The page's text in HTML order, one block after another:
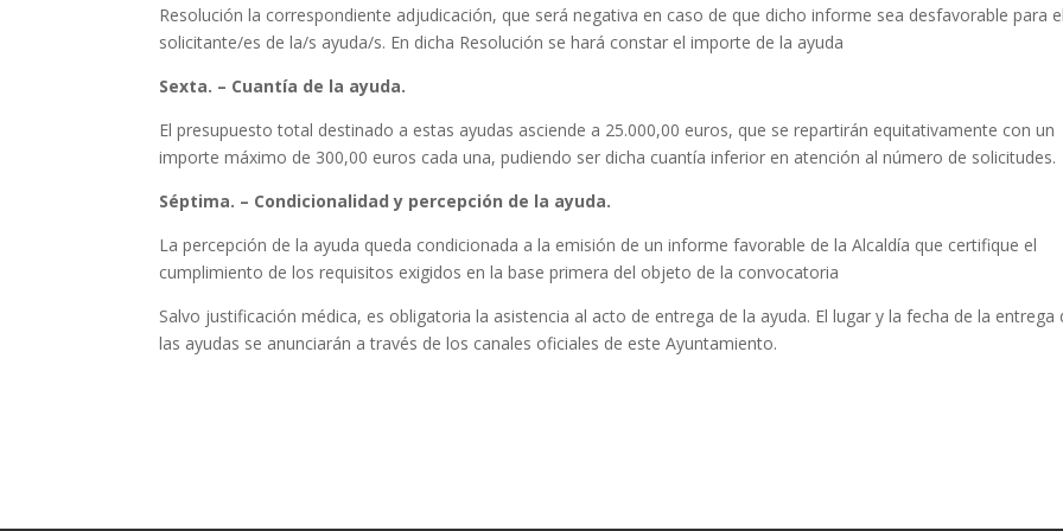
Resolución la correspondiente adjudicación, que será negativa en caso de que dicho informe sea desfavorable para
solicitante/es de la/s ayuda/s. En dicha Resolución se hará constar el importe de la ayuda
Sexta. – Cuantía de la ayuda.
El presupuesto total destinado a estas ayudas asciende a 25.000,00 euros, que se repartirán equitativamente con un
importe máximo de 300,00 euros cada una, pudiendo ser dicha cuantía inferior en atención al número de solicitudes.
Séptima. – Condicionalidad y percepción de la ayuda.
La percepción de la ayuda queda condicionada a la emisión de un informe favorable de la Alcaldía que certifique el
cumplimiento de los requisitos exigidos en la base primera del objeto de la convocatoria
Salvo justificación médica, es obligatoria la asistencia al acto de entrega de la ayuda. El lugar y la fecha de la entrega
las ayudas se anunciarán a través de los canales oficiales de este Ayuntamiento.